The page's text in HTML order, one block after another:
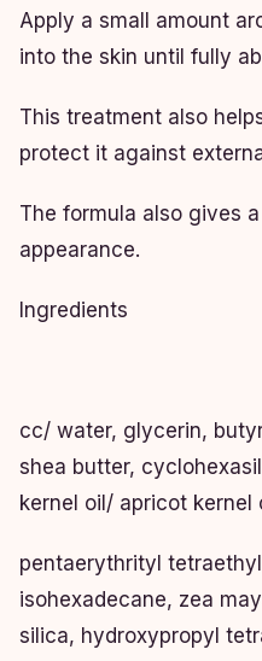
Apply a small amount
into the skin until fully
This treatment also
protect it against
The formula also gives
appearance.
Ingredients
cc/ water, glycerin,
shea butter,
kernel oil/ apricot kernel
pentaerythrityl
isohexadecane, zea
silica, hydroxypropyl